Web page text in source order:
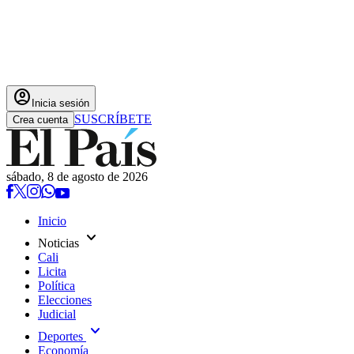
account_circle Inicia sesión
Crea cuenta SUSCRÍBETE
sábado, 8 de agosto de 2026
Inicio
Noticias expand_more
Cali
Licita
Política
Elecciones
Judicial
Deportes expand_more
Economía